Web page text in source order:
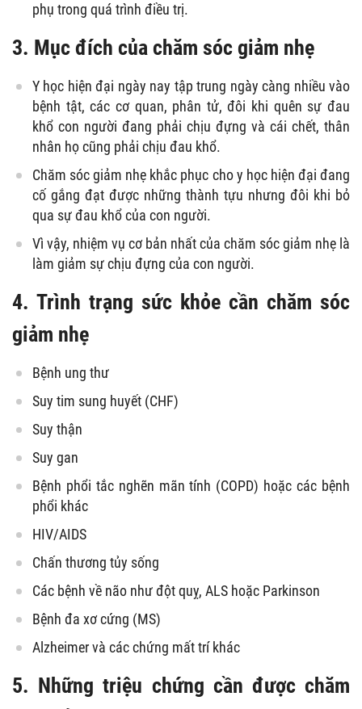
phụ trong quá trình điều trị.
3. Mục đích của chăm sóc giảm nhẹ
Y học hiện đại ngày nay tập trung ngày càng nhiều vào
bệnh tật, các cơ quan, phân tử, đôi khi quên sự đau
khổ con người đang phải chịu đựng và cái chết, thân
nhân họ cũng phải chịu đau khổ.
Chăm sóc giảm nhẹ khắc phục cho y học hiện đại đang
cố gắng đạt được những thành tựu nhưng đôi khi bỏ
qua sự đau khổ của con người.
Vì vậy, nhiệm vụ cơ bản nhất của chăm sóc giảm nhẹ là
làm giảm sự chịu đựng của con người.
4. Trình trạng sức khỏe cần chăm sóc
giảm nhẹ
Bệnh ung thư
Suy tim sung huyết (CHF)
Suy thận
Suy gan
Bệnh phổi tắc nghẽn mãn tính (COPD) hoặc các bệnh
phổi khác
HIV/AIDS
Chấn thương tủy sống
Các bệnh về não như đột quỵ, ALS hoặc Parkinson
Bệnh đa xơ cứng (MS)
Alzheimer và các chứng mất trí khác
5. Những triệu chứng cần được chăm